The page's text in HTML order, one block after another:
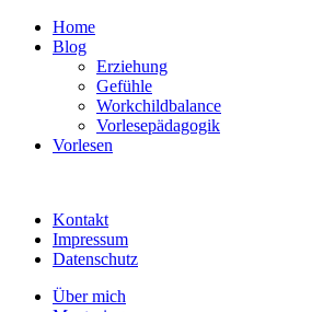
Home
Blog
Erziehung
Gefühle
Workchildbalance
Vorlesepädagogik
Vorlesen
Kontakt
Impressum
Datenschutz
Über mich